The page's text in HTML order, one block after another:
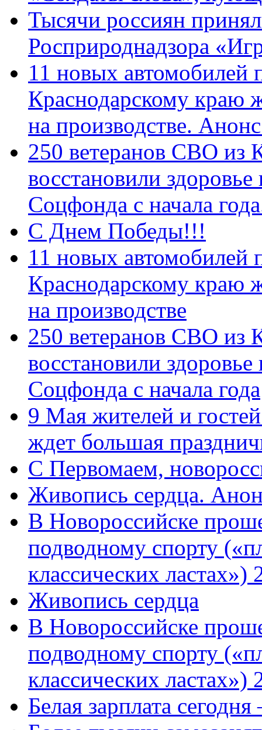
Тысячи россиян
Росприроднадзора
11 новых автомобилей
Краснодарскому краю
на производстве.
250 ветеранов СВО из
восстановили
Соцфонда с начала
С Днем Победы!!!
11 новых автомобилей
Краснодарскому краю
на производстве
250 ветеранов СВО из
восстановили
Соцфонда с начала года
9 Мая жителей и
ждет большая
C Первомаем,
Живопись сердца.
В Новороссийске
подводному спорту
классических
Живопись сердца
В Новороссийске
подводному спорту
классических ластах»)
Белая зарплата